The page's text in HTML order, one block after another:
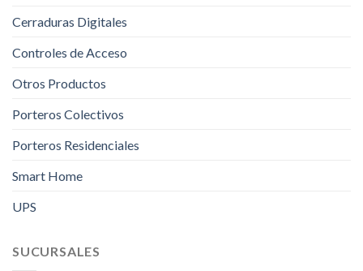
Cerraduras Digitales
Controles de Acceso
Otros Productos
Porteros Colectivos
Porteros Residenciales
Smart Home
UPS
SUCURSALES